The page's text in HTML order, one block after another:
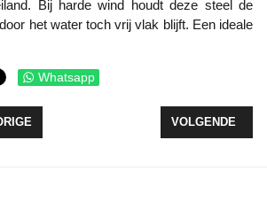
Bij harde wind houdt deze steel de
het water toch vrij vlak blijft. Een ideale
Whatsapp
ARTIKEL: KOEIEN AANGEREDENVOLGENDE
VOLGENDE